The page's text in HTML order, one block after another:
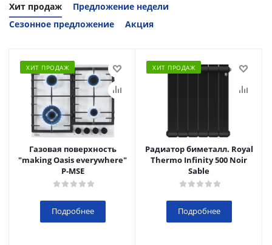
Хит продаж
Предложение недели
Сезонное предложение
Акция
ХИТ ПРОДАЖ
Газовая поверхность
"making Oasis everywhere"
P-MSE
Подробнее
ХИТ ПРОДАЖ
Радиатор биметалл. Royal
Thermo Infinity 500 Noir
Sable
Подробнее